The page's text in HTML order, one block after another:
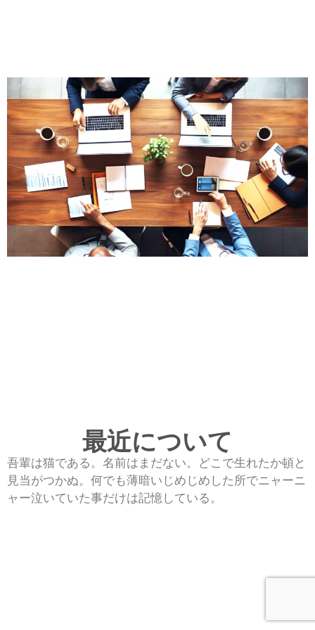
最近について
吾輩は猫である。名前はまだない。どこで生れたか頓と
見当がつかぬ。何でも薄暗いじめじめした所でニャーニ
ャー泣いていた事だけは記憶している。